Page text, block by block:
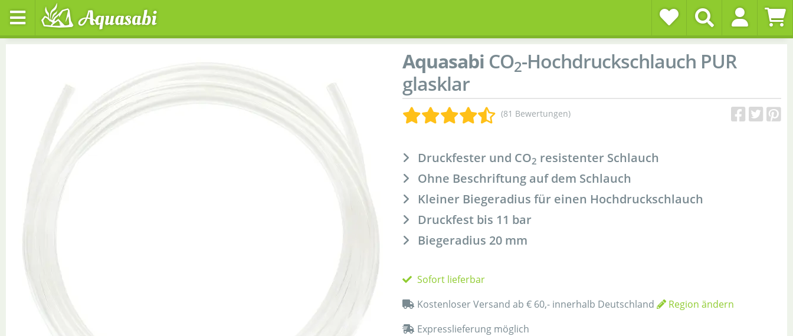
Aquasabi CO2-Hochdruckschlauch PUR
glasklar
(81 Bewertungen)
Druckfester und CO2 resistenter Schlauch
Ohne Beschriftung auf dem Schlauch
Kleiner Biegeradius für einen Hochdruckschlauch
Druckfest bis 11 bar
Biegeradius 20 mm
Sofort lieferbar
Kostenloser Versand ab € 60,- innerhalb Deutschland
Region ändern
Expresslieferung möglich